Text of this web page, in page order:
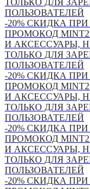
ТОЛЬКО ДЛЯ
ПОЛЬЗОВАТЕЛЕЙ
-20% СКИДКА
ПРОМОКОД
И АКСЕССУАРЫ,
ТОЛЬКО ДЛЯ
ПОЛЬЗОВАТЕЛЕЙ
-20% СКИДКА
ПРОМОКОД
И АКСЕССУАРЫ,
ТОЛЬКО ДЛЯ
ПОЛЬЗОВАТЕЛЕЙ
-20% СКИДКА
ПРОМОКОД
И АКСЕССУАРЫ,
ТОЛЬКО ДЛЯ
ПОЛЬЗОВАТЕЛЕЙ
-20% СКИДКА